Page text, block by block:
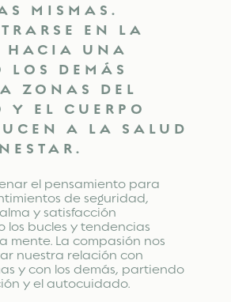
MISMAS.
EN LA
HACIA UNA
LOS DEMÁS
ZONAS DEL
Y EL CUERPO
A LA SALUD
el pensamiento para
de seguridad,
y satisfacción
los bucles y tendencias
mente. La compasión nos
nuestra relación con
y con los demás, partiendo
y el autocuidado.